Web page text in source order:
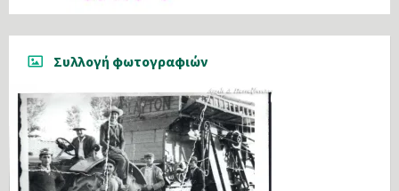
Συλλογή φωτογραφιών